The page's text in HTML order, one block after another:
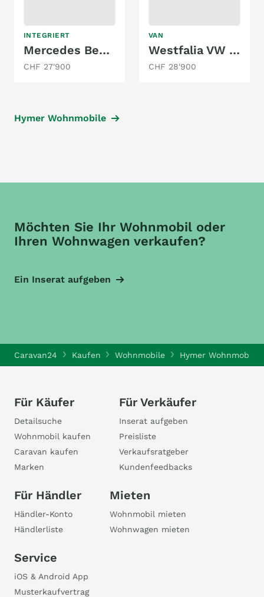
INTEGRIERT
Mercedes Benz Adria 316 CDI
CHF 27'900
VAN
Westfalia VW T3 Joker
CHF 28'900
Hymer Wohnmobile
Möchten Sie Ihr Wohnmobil oder
Ihren Wohnwagen verkaufen?
Ein Inserat aufgeben
Caravan24 Kaufen Wohnmobile Hymer Wohnmobile
Für Käufer
Detailsuche
Wohnmobil kaufen
Caravan kaufen
Marken
Für Verkäufer
Inserat aufgeben
Preisliste
Verkaufsratgeber
Kundenfeedbacks
Für Händler
Händler-Konto
Händlerliste
Mieten
Wohnmobil mieten
Wohnwagen mieten
Service
iOS & Android App
Musterkaufvertrag